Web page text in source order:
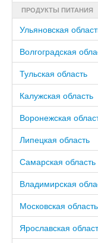
ПРОДУКТЫ ПИТАНИЯ
Ульяновская
Волгоградская
Тульская область
Калужская область
Воронежская
Липецкая область
Самарская область
Владимирская
Московская область
Ярославская